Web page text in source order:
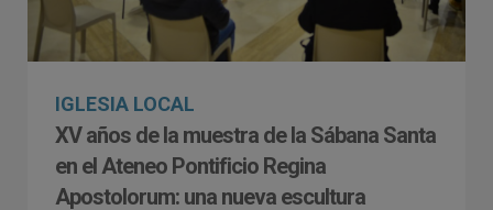
IGLESIA LOCAL
XV años de la muestra de la Sábana Santa
en el Ateneo Pontificio Regina
Apostolorum: una nueva escultura